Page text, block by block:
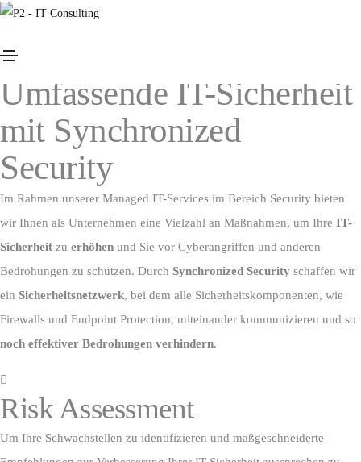
Security
Umfassende IT-Sicherheit
mit Synchronized
Security
Im Rahmen unserer Managed IT-Services im Bereich Security bieten
wir Ihnen als Unternehmen eine Vielzahl an Maßnahmen, um Ihre IT-
Sicherheit zu erhöhen und Sie vor Cyberangriffen und anderen
Bedrohungen zu schützen. Durch Synchronized Security schaffen wir
ein Sicherheitsnetzwerk, bei dem alle Sicherheitskomponenten, wie
Firewalls und Endpoint Protection, miteinander kommunizieren und so
noch effektiver Bedrohungen verhindern.
Risk Assessment
Um Ihre Schwachstellen zu identifizieren und maßgeschneiderte